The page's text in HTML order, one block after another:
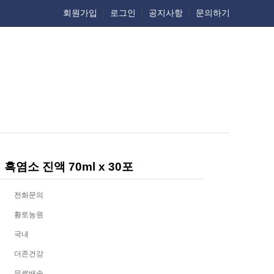
회원가입 로그인 공지사항 문의하기
흑염소 진액 70ml x 30포
전화문의
황토농원
국내
더존건강